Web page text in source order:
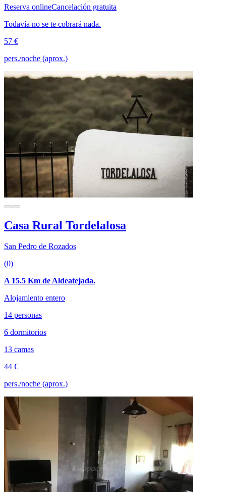
Reserva onlineCancelación gratuita
Todavía no se te cobrará nada.
57 €
pers./noche (aprox.)
Casa Rural Tordelalosa
San Pedro de Rozados
(0)
A 15.5 Km de Aldeatejada.
Alojamiento entero
14 personas
6 dormitorios
13 camas
44 €
pers./noche (aprox.)